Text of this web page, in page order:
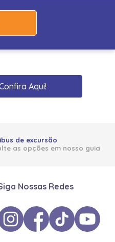
Aqui!
de excursão
as opções em nosso guia
Nossas Redes